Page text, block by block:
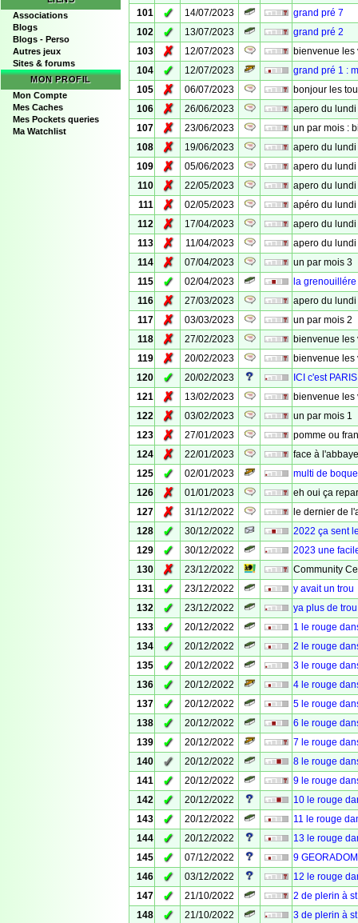
Associations
Blogs
Blogs - Perso
Autres jeux
Sites & forums
MON PROFIL
Mon Compte
Mes Caches
Mes Pockets queries
Ma Watchlist
101
✓ 14/07/2023
grand pré 7
102
✓ 13/07/2023
grand pré 2
103
✗ 12/07/2023
bienvenue les
104
✓ 12/07/2023
grand pré 1 :
105
✗ 06/07/2023
bonjour les
106
✗ 26/06/2023
apero du lundi
107
✗ 23/06/2023
un par mois :
108
✗ 19/06/2023
apero du lundi
109
✗ 05/06/2023
apero du lundi
110
✗ 22/05/2023
apero du lundi
111
✗ 02/05/2023
apéro du lundi
112
✗ 17/04/2023
apero du lundi
113
✗ 11/04/2023
apero du
114
✗ 07/04/2023
un par mois 3
115
✓ 02/04/2023
la grenouillére
116
✗ 27/03/2023
apero du lundi
117
✗ 03/03/2023
un par mois 2
118
✗ 27/02/2023
bienvenue les
119
✗ 20/02/2023
bienvenue les
120
✓ 20/02/2023
ICI c'est PARIS
121
✗ 13/02/2023
bienvenue les
122
✗ 03/02/2023
un par mois 1
123
✗ 27/01/2023
pomme ou
124
✗ 22/01/2023
face à l'abbaye
125
✓ 02/01/2023
multi de
126
✗ 01/01/2023
eh oui ça
127
✗ 31/12/2022
le dernier de
128
✓ 30/12/2022
2022 ça sent
129
✓ 30/12/2022
2023 une
130
✗ 23/12/2022
Community
131
✓ 23/12/2022
y avait un trou
132
✓ 23/12/2022
ya plus de trou
133
✓ 20/12/2022
1 le rouge
134
✓ 20/12/2022
2 le rouge
135
✓ 20/12/2022
3 le rouge
136
✓ 20/12/2022
4 le rouge
137
✓ 20/12/2022
5 le rouge
138
✓ 20/12/2022
6 le rouge
139
✓ 20/12/2022
7 le rouge
140
✓ 20/12/2022
8 le rouge
141
✓ 20/12/2022
9 le rouge
142
✓ 20/12/2022
10 le rouge
143
✓ 20/12/2022
11 le rouge
144
✓ 20/12/2022
13 le rouge
145
✓ 07/12/2022
9
146
✓ 03/12/2022
12 le rouge
147
✓ 21/10/2022
2 de plerin à
148
✓ 21/10/2022 3 de plerin à